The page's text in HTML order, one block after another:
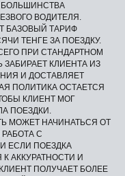
ВОДИТЕЛЯ.
БАЗОВЫЙ ТАРИФ
ТЕНГЕ ЗА ПОЕЗДКУ.
ПРИ СТАНДАРТНОМ
КЛИЕНТА ИЗ
И ДОСТАВЛЯЕТ
ПОЛИТИКА ОСТАЕТСЯ
КЛИЕНТ МОГ
ПОЕЗДКИ.
МОЖЕТ НАЧИНАТЬСЯ ОТ
С
ЕСЛИ ПОЕЗДКА
АККУРАТНОСТИ И
ПОЛУЧАЕТ БОЛЕЕ